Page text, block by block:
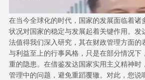
在当今全球化的时代，国家的发展面临着诸
状况对国家的稳定与发展起着关键作用。发
法值得我们深入研究，其在财政管理方面的
与利益至上的行事风格，只是在部分情况下
重的隐患。在借鉴发达国家实用主义精神时
管理中的问题，避免重蹈覆辙。对此，您说